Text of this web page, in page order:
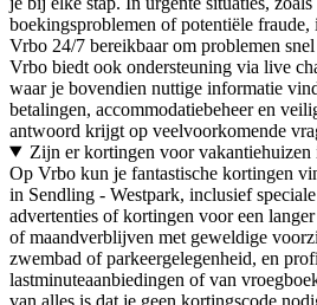
boekingsproblemen of potentiële fraude,
Vrbo 24/7 bereikbaar om problemen
Vrbo biedt ook ondersteuning via live
waar je bovendien nuttige informatie
betalingen, accommodatiebeheer en
antwoord krijgt op veelvoorkomende
Zijn er kortingen voor vakantiehuizen
Op Vrbo kun je fantastische kortingen
in Sendling - Westpark, inclusief
advertenties of kortingen voor een
of maandverblijven met geweldige
zwembad of parkeergelegenheid, en
lastminuteaanbiedingen of van
van alles is dat je geen kortingscode